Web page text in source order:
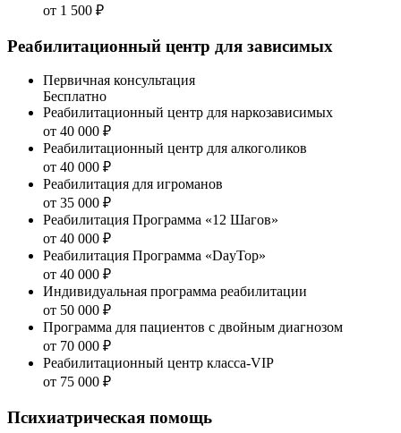
от 1 500 ₽
Реабилитационный центр для зависимых
Первичная консультация
Бесплатно
Реабилитационный центр для наркозависимых
от 40 000 ₽
Реабилитационный центр для алкоголиков
от 40 000 ₽
Реабилитация для игроманов
от 35 000 ₽
Реабилитация Программа «12 Шагов»
от 40 000 ₽
Реабилитация Программа «DayTop»
от 40 000 ₽
Индивидуальная программа реабилитации
от 50 000 ₽
Программа для пациентов с двойным диагнозом
от 70 000 ₽
Реабилитационный центр класса-VIP
от 75 000 ₽
Психиатрическая помощь